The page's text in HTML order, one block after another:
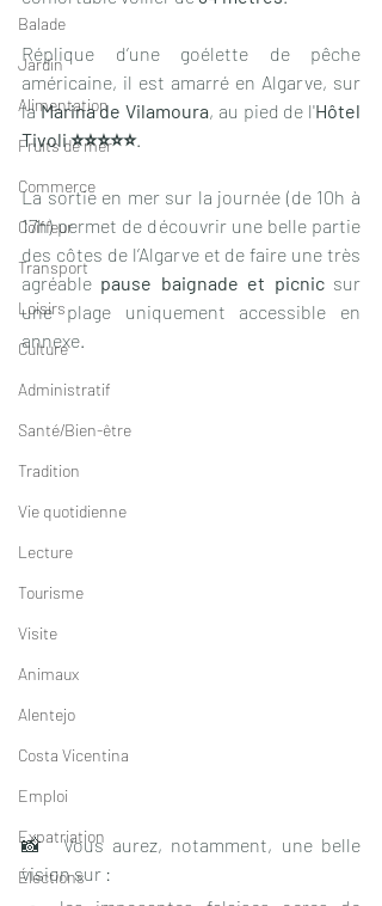
Balade
Jardin
Alimentation
Fruits de mer
Commerce
Coiffeur
Transport
Loisirs
Culture
Administratif
Santé/Bien-être
Tradition
Vie quotidienne
Lecture
Tourisme
Visite
Animaux
Alentejo
Costa Vicentina
Emploi
Expatriation
Élections
Réplique d’une goélette de pêche
américaine, il est amarré en Algarve, sur
la Marina de Vilamoura, au pied de l'Hôtel
Tivoli ⭐️⭐️⭐️⭐️⭐️.
La sortie en mer sur la journée (de 10h à
17h) permet de découvrir une belle partie
des côtes de l’Algarve et de faire une très
agréable pause baignade et picnic sur
une plage uniquement accessible en
annexe.
📸  Vous aurez, notamment, une belle
vision sur :